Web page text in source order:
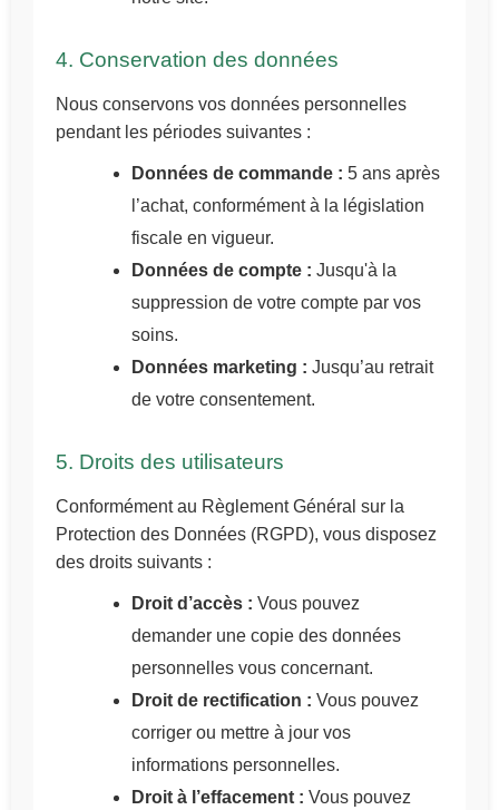
4. Conservation des données
Nous conservons vos données personnelles
pendant les périodes suivantes :
Données de commande : 5 ans après
l’achat, conformément à la législation
fiscale en vigueur.
Données de compte : Jusqu'à la
suppression de votre compte par vos
soins.
Données marketing : Jusqu’au retrait
de votre consentement.
5. Droits des utilisateurs
Conformément au Règlement Général sur la
Protection des Données (RGPD), vous disposez
des droits suivants :
Droit d’accès : Vous pouvez
demander une copie des données
personnelles vous concernant.
Droit de rectification : Vous pouvez
corriger ou mettre à jour vos
informations personnelles.
Droit à l’effacement : Vous pouvez